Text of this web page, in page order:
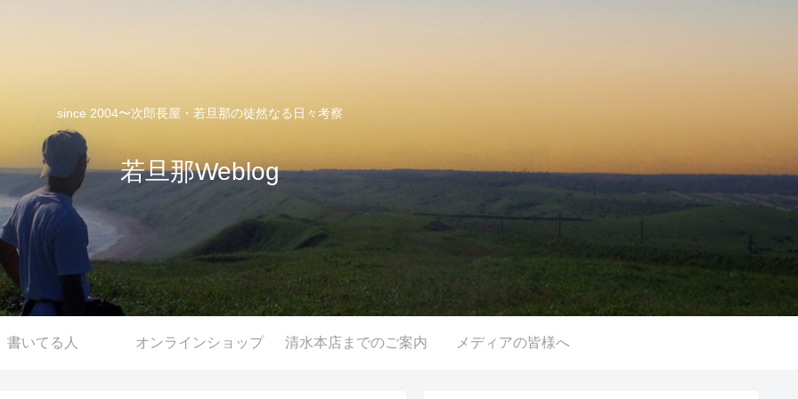
since 2004〜次郎長屋・若旦那の徒然なる日々考察
若旦那Weblog
書いてる人 オンラインショップ 清水本店までのご案内 メディアの皆様へ